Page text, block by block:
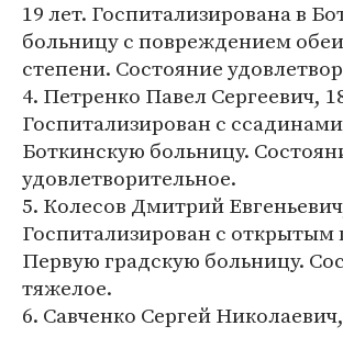
19 лет. Госпитализирована в
больницу с повреждением
степени. Состояние
4. Петренко Павел Сергеевич,
Госпитализирован с
Боткинскую больницу.
удовлетворительное.
5. Колесов Дмитрий
Госпитализирован с
Первую градскую больницу.
тяжелое.
6. Савченко Сергей